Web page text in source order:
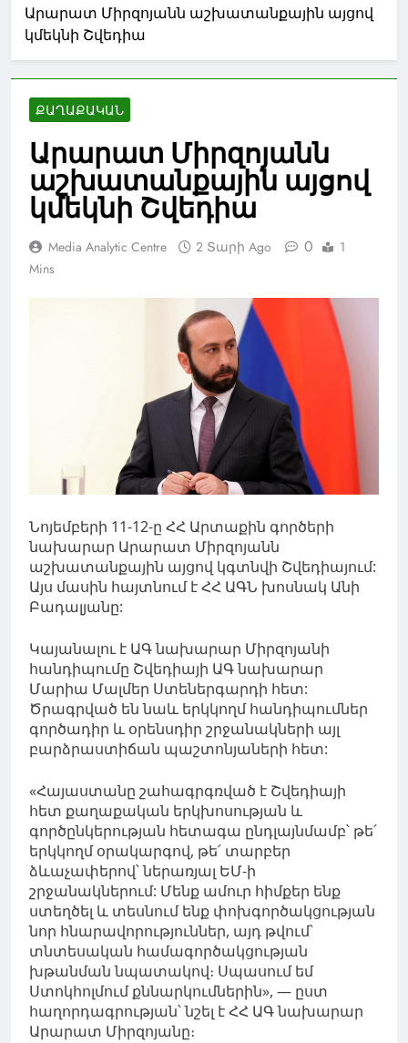
Արարատ Միրզոյանն աշխատանքային այցով
կմեկնի Շվեդիա
ՔԱՂԱՔԱԿԱՆ
Արարատ Միրզոյանն
աշխատանքային այցով
կմեկնի Շվեդիա
Media Analytic Centre 2 Տարի Ago 0
1
Mins
Նոյեմբերի 11-12-ը ՀՀ Արտաքին գործերի
նախարար Արարատ Միրզոյանն
աշխատանքային այցով կգտնվի Շվեդիայում:
Այս մասին հայտնում է ՀՀ ԱԳՆ խոսնակ Անի
Բադալյանը:
Կայանալու է ԱԳ նախարար Միրզոյանի
հանդիպումը Շվեդիայի ԱԳ նախարար
Մարիա Մալմեր Ստեներգարդի հետ:
Ծրագրված են նաև երկկողմ հանդիպումներ
գործադիր և օրենսդիր շրջանակների այլ
բարձրաստիճան պաշտոնյաների հետ:
«Հայաստանը շահագրգռված է Շվեդիայի
հետ քաղաքական երկխոսության և
գործընկերության հետագա ընդլայնմամբ՝ թե՛
երկկողմ օրակարգով, թե՛ տարբեր
ձևաչափերով՝ ներառյալ ԵՄ-ի
շրջանակներում: Մենք ամուր հիմքեր ենք
ստեղծել և տեսնում ենք փոխգործակցության
նոր հնարավորություններ, այդ թվում՝
տնտեսական համագործակցության
խթանման նպատակով։ Սպասում եմ
Ստոկհոլմում քննարկումներին», — ըստ
հաղորդագրության՝ նշել է ՀՀ ԱԳ նախարար
Արարատ Միրզոյանը։